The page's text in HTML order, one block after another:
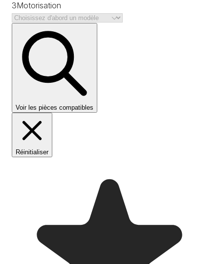
3Motorisation
Voir les pièces compatibles
Réinitialiser